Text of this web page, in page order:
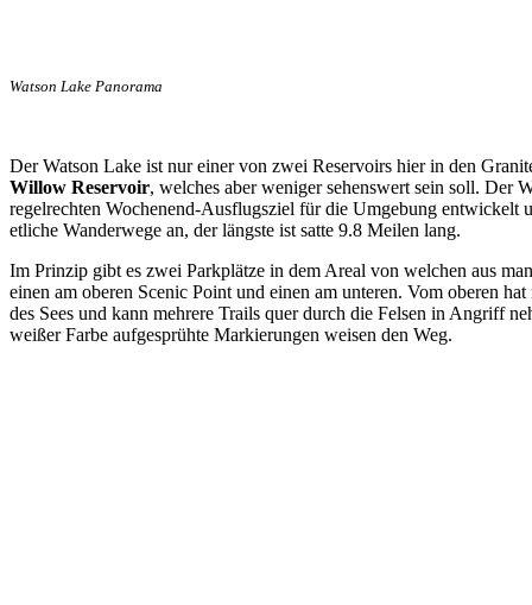
Watson Lake Panorama
Der Watson Lake ist nur einer von zwei Reservoirs hier in den
Willow Reservoir, welches aber weniger sehenswert sein soll. Der
regelrechten Wochenend-Ausflugsziel für die Umgebung
etliche Wanderwege an, der längste ist satte 9.8 Meilen lang.
Im Prinzip gibt es zwei Parkplätze in dem Areal von welchen aus
einen am oberen Scenic Point und einen am unteren. Vom oberen
des Sees und kann mehrere Trails quer durch die Felsen in Angriff
weißer Farbe aufgesprühte Markierungen weisen den Weg.